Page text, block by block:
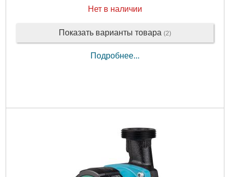
Нет в наличии
Показать варианты товара (2)
Подробнее...